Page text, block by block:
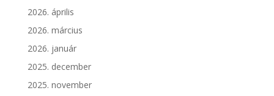
2026. április
2026. március
2026. január
2025. december
2025. november